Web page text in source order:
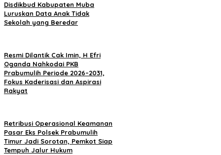
Disdikbud Kabupaten Muba
Luruskan Data Anak Tidak
Sekolah yang Beredar
Resmi Dilantik Cak Imin, H Efri
Oganda Nahkodai PKB
Prabumulih Periode 2026–2031,
Fokus Kaderisasi dan Aspirasi
Rakyat
Retribusi Operasional Keamanan
Pasar Eks Polsek Prabumulih
Timur Jadi Sorotan, Pemkot Siap
Tempuh Jalur Hukum